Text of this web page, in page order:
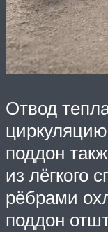
Отвод
поддон
из лёгкого
рёбрами
поддон